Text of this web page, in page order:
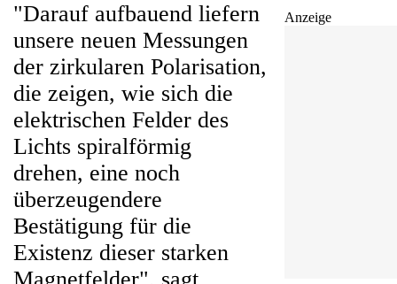
Anzeige
"Darauf aufbauend liefern
unsere neuen Messungen
der zirkularen Polarisation,
die zeigen, wie sich die
elektrischen Felder des
Lichts spiralförmig
drehen, eine noch
überzeugendere
Bestätigung für die
Existenz dieser starken